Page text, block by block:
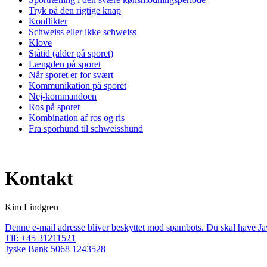
Tryk på den rigtige knap
Konflikter
Schweiss eller ikke schweiss
Klove
Ståtid (alder på sporet)
Længden på sporet
Når sporet er for svært
Kommunikation på sporet
Nej-kommandoen
Ros på sporet
Kombination af ros og ris
Fra sporhund til schweisshund
Kontakt
Kim Lindgren
Denne e-mail adresse bliver beskyttet mod spambots. Du skal have
Tlf: +45 31211521
Jyske Bank 5068 1243528